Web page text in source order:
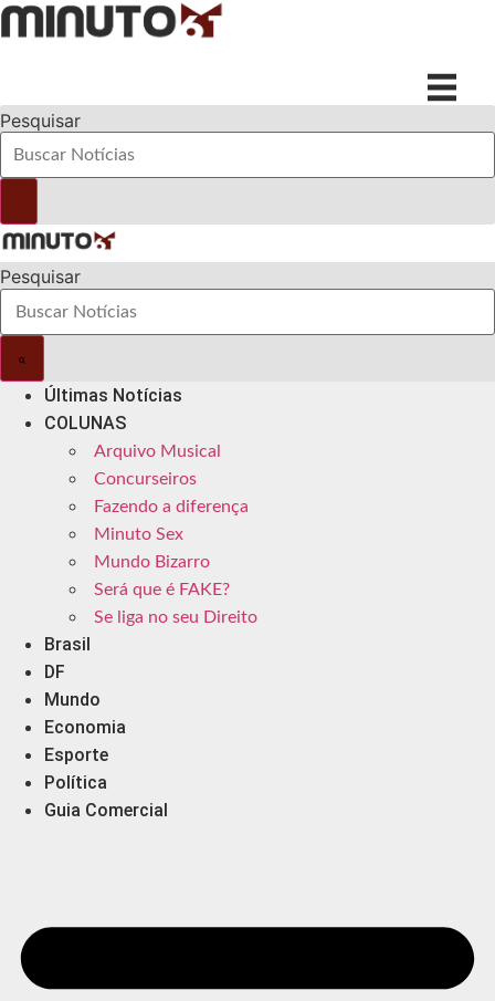
Ir
para
Pesquisar
Pesquisar
Últimas Notícias
COLUNAS
Arquivo Musical
Concurseiros
Fazendo a diferença
Minuto Sex
Mundo Bizarro
Será que é FAKE?
Se liga no seu Direito
Brasil
DF
Mundo
Economia
Esporte
Política
Guia Comercial